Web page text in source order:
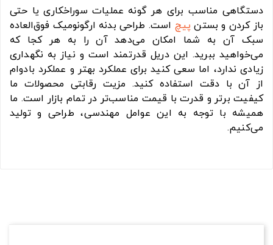
دستگاهی مناسب برای هر گونه عملیات سوراخکاری یا حتی
باز کردن و بستن پیچ است. طراحی بدنه ارگونومیک فوق‌العاده
سبک آن به شما امکان می‌دهد آن را به هر کجا که
می‌خواهید ببرید. این دریل قدرتمند است و نیاز به نگهداری
زیادی ندارد، اما سعی کنید برای عملکرد بهتر و عملکرد بادوام
از آن با دقت استفاده کنید. مزیت رقابتی محصولات ما
کیفیت برتر و قدرت با قیمت مناسب‌تر در تمام بازار است. ما
همیشه با توجه به این عوامل مهندسی، طراحی و تولید
می‌کنیم.